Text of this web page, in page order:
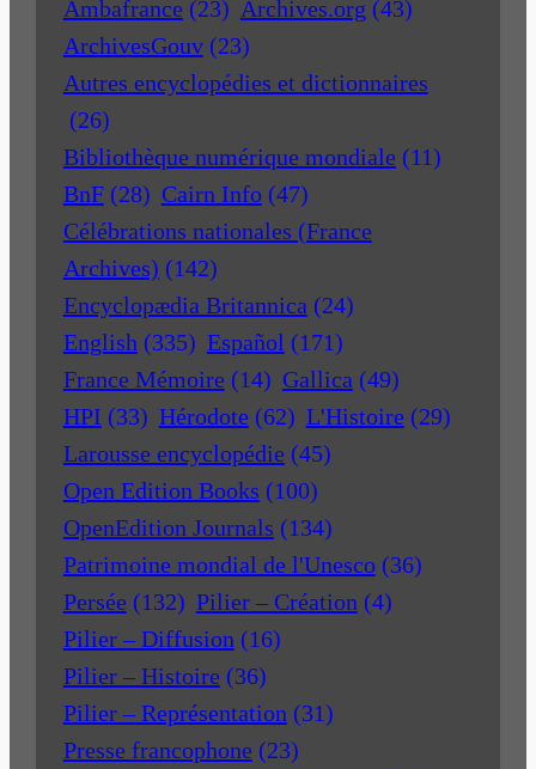
Ambafrance (23) Archives.org (43)
ArchivesGouv (23)
Autres encyclopédies et dictionnaires
(26)
Bibliothèque numérique mondiale (11)
BnF (28) Cairn Info (47)
Célébrations nationales (France
Archives) (142)
Encyclopædia Britannica (24)
English (335) Español (171)
France Mémoire (14) Gallica (49)
HPI (33) Hérodote (62) L'Histoire (29)
Larousse encyclopédie (45)
Open Edition Books (100)
OpenEdition Journals (134)
Patrimoine mondial de l'Unesco (36)
Persée (132) Pilier – Création (4)
Pilier – Diffusion (16)
Pilier – Histoire (36)
Pilier – Représentation (31)
Presse francophone (23)